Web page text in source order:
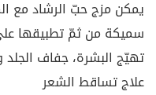
يمكن مزج حبّ الرشاد مع
سميكة من ثمّ تطبيقها
تهيّج البشرة، جفاف
علاج تساقط الشعر